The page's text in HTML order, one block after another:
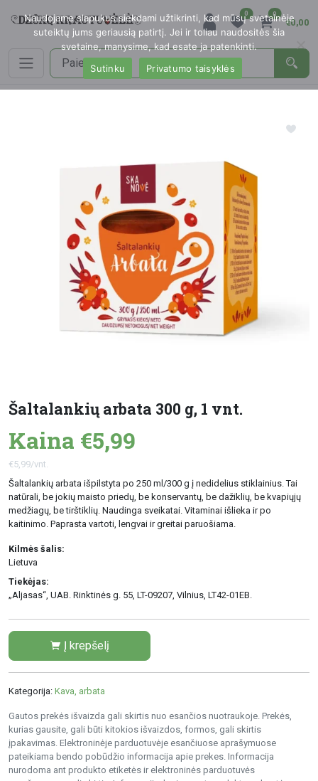
0 0
€0,00
Šaltalankių arbata 300 g, 1 vnt.
Kaina €5,99
€5,99/vnt.
Šaltalankių arbata išpilstyta po 250 ml/300 g į nedidelius stiklainius. Tai
natūrali, be jokių maisto priedų, be konservantų, be dažiklių, be kvapiųjų
medžiagų, be tirštiklių. Naudinga sveikatai. Vitaminai išlieka ir po
kaitinimo. Paprasta vartoti, lengvai ir greitai paruošiama.
Kilmės šalis:
Lietuva
Tiekėjas:
„Aljasas“, UAB. Rinktinės g. 55, LT-09207, Vilnius, LT42-01EB.
Į krepšelį
Kategorija: Kava, arbata
Gautos prekės išvaizda gali skirtis nuo esančios nuotraukoje. Prekės,
kurias gausite, gali būti kitokios išvaizdos, formos, gali skirtis
įpakavimas. Elektroninėje parduotuvėje esančiuose aprašymuose
pateikiama bendo pobūdžio informacija apie prekes. Informacija
nurodoma ant produkto etiketės ir elektroninės parduotuvės
Naudojame slapukus siekdami užtikrinti, kad mūsų svetainėje
suteiktų jums geriausią patirtį. Jei ir toliau naudositės šia
svetaine, manysime, kad esate ja patenkinti.
Sutinku
Privatumo taisyklės